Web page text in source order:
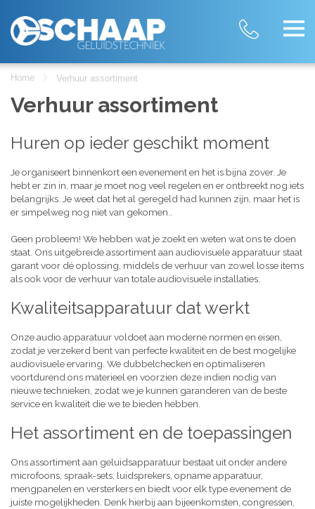
Home Verhuur assortiment
Verhuur assortiment
Huren op ieder geschikt moment
Je organiseert binnenkort een evenement en het is bijna zover. Je
hebt er zin in, maar je moet nog veel regelen en er ontbreekt nog iets
belangrijks. Je weet dat het al geregeld had kunnen zijn, maar het is
er simpelweg nog niet van gekomen..
Geen probleem! We hebben wat je zoekt en weten wat ons te doen
staat. Ons uitgebreide assortiment aan audiovisuele apparatuur staat
garant voor dé oplossing, middels de verhuur van zowel losse items
als ook voor de verhuur van totale audiovisuele installaties.
Kwaliteitsapparatuur dat werkt
Onze audio apparatuur voldoet aan moderne normen en eisen,
zodat je verzekerd bent van perfecte kwaliteit en de best mogelijke
audiovisuele ervaring. We dubbelchecken en optimaliseren
voortdurend ons materieel en voorzien deze indien nodig van
nieuwe technieken, zodat we je kunnen garanderen van de beste
service en kwaliteit die we te bieden hebben.
Het assortiment en de toepassingen
Ons assortiment aan geluidsapparatuur bestaat uit onder andere
microfoons, spraak-sets, luidsprekers, opname apparatuur,
mengpanelen en versterkers en biedt voor elk type evenement de
juiste mogelijkheden. Denk hierbij aan bijeenkomsten, congressen,